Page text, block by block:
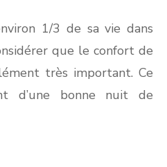
1/3 de sa vie dans
que le confort de
très important. Ce
d’une bonne nuit de